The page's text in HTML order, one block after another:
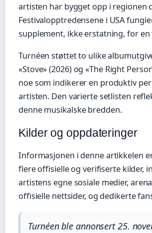
artisten har bygget opp i regionen
Festivalopptredensene i USA
supplement, ikke erstatning, for
Turnéen støttet to ulike
«Stove» (2026) og «The Right
noe som indikerer en produktiv
artisten. Den varierte setlisten
denne musikalske bredden.
Kilder og oppdateringer
Informasjonen i denne artikkelen
flere offisielle og verifiserte kilder,
artistens egne sosiale medier,
offisielle nettsider, og dedikerte
Turnéen ble annonsert 25.